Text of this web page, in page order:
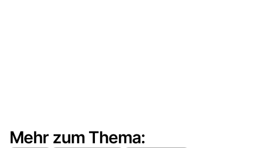
Mehr zum Thema: